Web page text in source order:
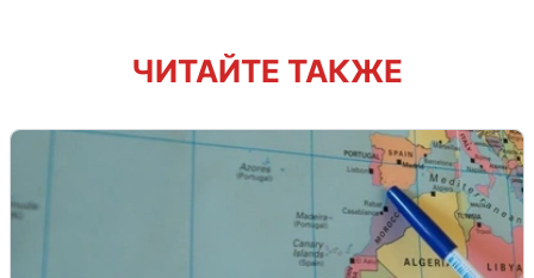
ЧИТАЙТЕ ТАКЖЕ